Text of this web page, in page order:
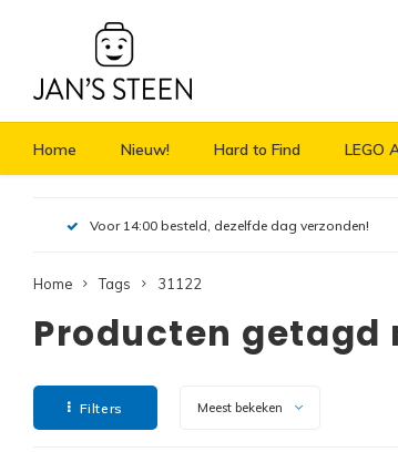
Home Nieuw! Hard to Find LEGO
Voor 14:00 besteld, dezelfde dag verzonden!
Home Tags 31122
Producten getagd
Filters Meest bekeken